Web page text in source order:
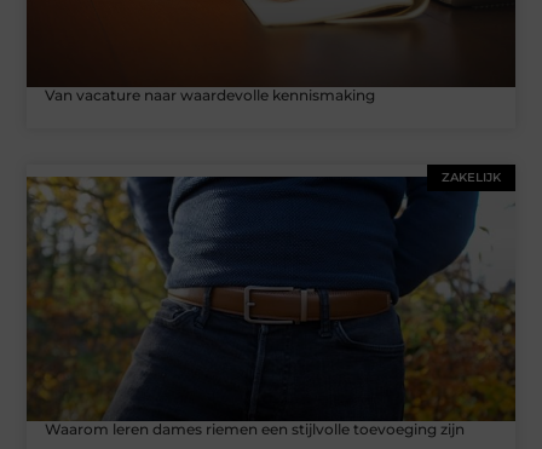
Van vacature naar waardevolle kennismaking
ZAKELIJK
Waarom leren dames riemen een stijlvolle toevoeging zijn